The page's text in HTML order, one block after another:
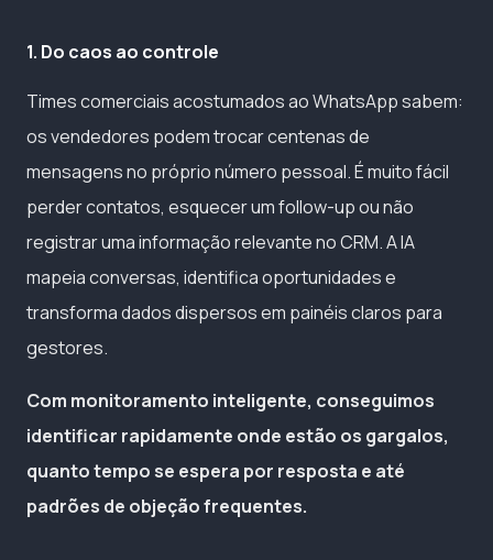
1. Do caos ao controle
Times comerciais acostumados ao WhatsApp sabem:
os vendedores podem trocar centenas de
mensagens no próprio número pessoal. É muito fácil
perder contatos, esquecer um follow-up ou não
registrar uma informação relevante no CRM. A IA
mapeia conversas, identifica oportunidades e
transforma dados dispersos em painéis claros para
gestores.
Com monitoramento inteligente, conseguimos
identificar rapidamente onde estão os gargalos,
quanto tempo se espera por resposta e até
padrões de objeção frequentes.